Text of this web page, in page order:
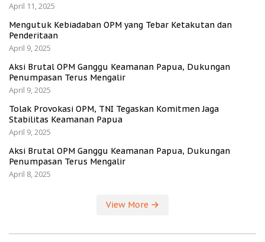
April 11, 2025
Mengutuk Kebiadaban OPM yang Tebar Ketakutan dan
Penderitaan
April 9, 2025
Aksi Brutal OPM Ganggu Keamanan Papua, Dukungan
Penumpasan Terus Mengalir
April 9, 2025
Tolak Provokasi OPM, TNI Tegaskan Komitmen Jaga
Stabilitas Keamanan Papua
April 9, 2025
Aksi Brutal OPM Ganggu Keamanan Papua, Dukungan
Penumpasan Terus Mengalir
April 8, 2025
View More